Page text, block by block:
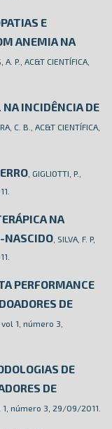
E
ANEMIA NA
A. P., AC&T CIENTÍFICA,
INCIDÊNCIA DE
C. B., AC&T CIENTÍFICA,
, GIGLIOTTI, P.,
NA
NASCIDO , SILVA, F. P,
PERFORMANCE
DE
vol 1, número 3,
DE
DE
1, número 3, 29/09/2011.